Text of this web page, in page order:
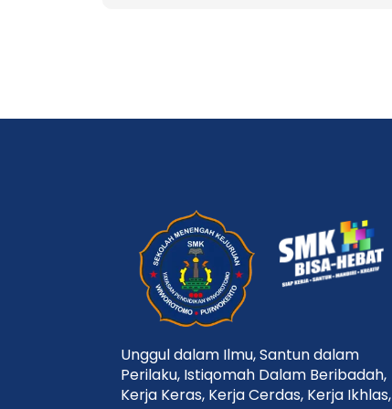
Unggul dalam Ilmu, Santun dalam
Perilaku, Istiqomah Dalam Beribadah,
Kerja Keras, Kerja Cerdas, Kerja Ikhlas,